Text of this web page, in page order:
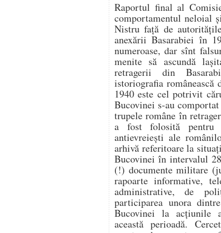
Raportul final al
comportamentul neloial
Nistru față de
anexării Basarabiei în
numeroase, dar sînt
menite să ascundă
retragerii din
istoriografia
1940 este cel potrivit
Bucovinei s-au
trupele române în
a fost folosită pentru
antievreiești ale
arhivă referitoare la
Bucovinei în intervalul
(!) documente militare
rapoarte informative,
administrative, de
participarea unora
Bucovinei la acțiunile
această perioadă.